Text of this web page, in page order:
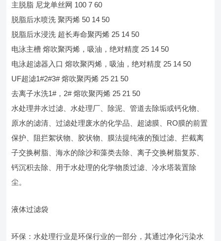
主脱脂 尼龙单丝网 100 7 60
脱脂后水喷洗 聚丙烯 50 14 50
脱脂后水浸洗 超长寿命聚丙烯 25 14 50
电泳主槽 熔吹聚丙烯，吸油，绝对精度 25 14 50
电泳超滤器入口 熔吹聚丙烯，吸油，绝对精度 25 14 50
UF超滤1#2#3# 熔吹聚丙烯 25 21 50
去离子水洗1#，2# 熔吹聚丙烯 25 21 50
水处理井水过滤、水处理厂、除泥、管道去除垢或钙化物、
原水的滤清、过滤处理废水的化学品、超滤膜、RO膜的前置
保护、阻拦絮状物、胶状物、膜法提纯液的预过滤、拦截离
子交换树脂、海水的除沙和藻类去除、离子交换树脂复苏、
钙沉积去除、用于水处理的化学物质过滤、冷水塔装置除
尘。
液体过滤袋
环保：水处理行业是环保行业的一部分，其通过净化污染水